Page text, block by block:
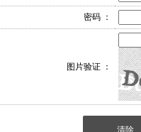
密码 ：
图片验证 ：